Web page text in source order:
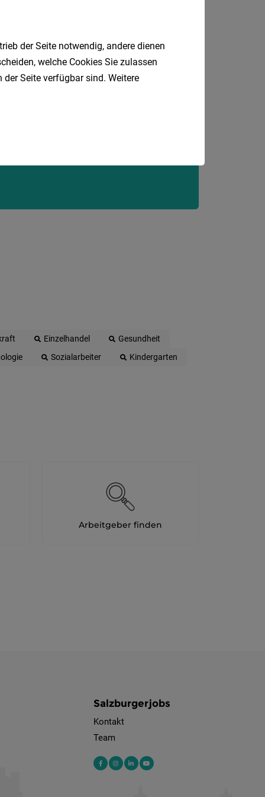
Mail.
Einzelhandel
Gesundheit
Sozialarbeiter
Kindergarten
Arbeitgeber finden
Salzburgerjobs
Kontakt
Team
der Seite notwendig, andere dienen
welche Cookies Sie zulassen
Seite verfügbar sind. Weitere